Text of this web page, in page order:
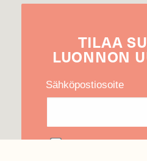
TILAA
LUONNON
Sähköpostiosoite